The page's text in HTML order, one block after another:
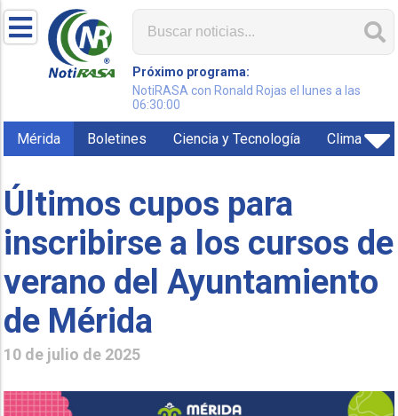
Próximo programa:
NotiRASA con Ronald Rojas el lunes a las
06:30:00
Mérida Boletines Ciencia y Tecnología Clima
Últimos cupos para
inscribirse a los cursos de
verano del Ayuntamiento
de Mérida
10 de julio de 2025